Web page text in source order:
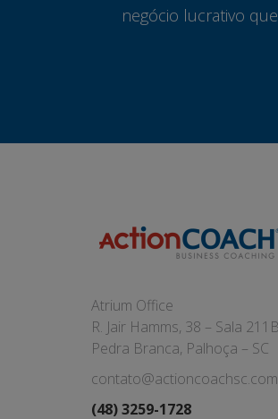
negócio lucrativo
Atrium Office
R. Jair Hamms, 38 – Sala 211B
Pedra Branca, Palhoça – SC
(48) 3259-1728